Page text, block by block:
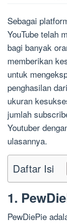
Sebagai
YouTube telah
bagi banyak
memberikan
untuk
penghasilan
ukuran
jumlah
Youtuber
ulasannya.
Daftar Isi
1.
PewDiePie